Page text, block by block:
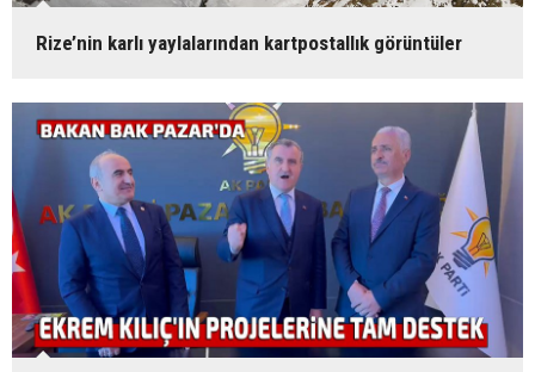
Rize’nin karlı yaylalarından kartpostallık görüntüler